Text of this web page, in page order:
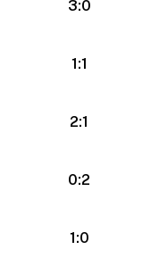
3:0
1:1
2:1
0:2
1:0